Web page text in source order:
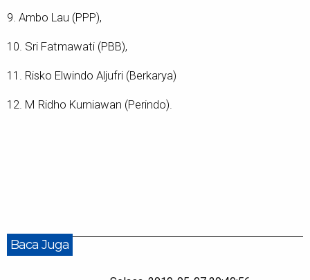
9. Ambo Lau (PPP),
10. Sri Fatmawati (PBB),
11. Risko Elwindo Aljufri (Berkarya)
12. M Ridho Kurniawan (Perindo).
Baca Juga